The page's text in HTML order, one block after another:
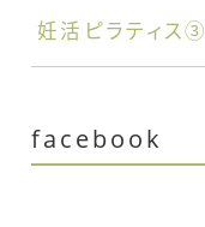
妊活ピラティス③
facebook